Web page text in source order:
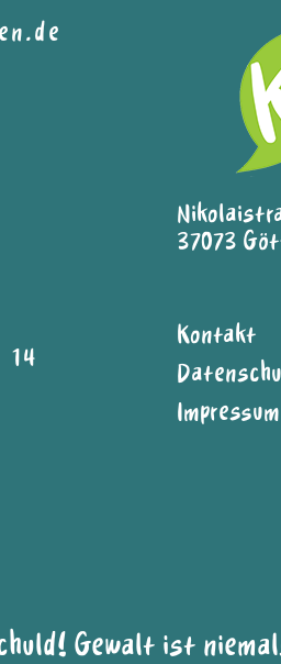
14
37073
Kontakt
Impressum
Gewalt ist